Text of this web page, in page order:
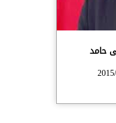
حامد